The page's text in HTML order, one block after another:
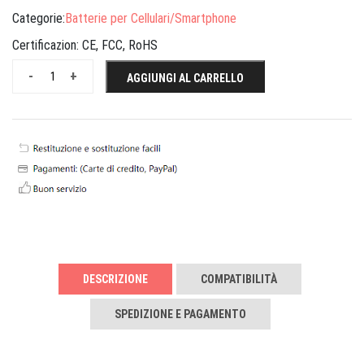
Categorie:Batterie per Cellulari/Smartphone
Certificazion: CE, FCC, RoHS
+
- AGGIUNGI AL CARRELLO
DESCRIZIONE COMPATIBILITÀ
SPEDIZIONE E PAGAMENTO